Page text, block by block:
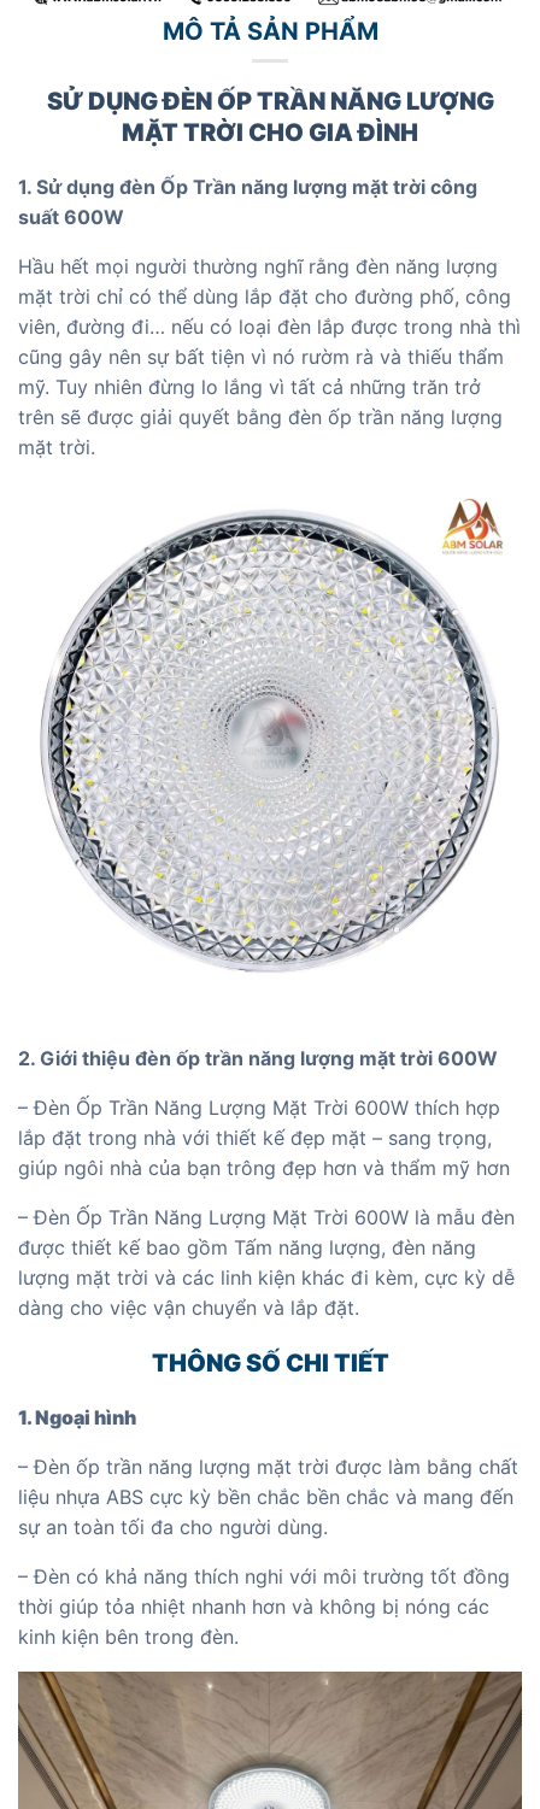
MÔ TẢ SẢN PHẨM
SỬ DỤNG ĐÈN ỐP TRẦN NĂNG LƯỢNG
MẶT TRỜI CHO GIA ĐÌNH
1. Sử dụng đèn Ốp Trần năng lượng mặt trời công
suất 600W
Hầu hết mọi người thường nghĩ rằng đèn năng lượng
mặt trời chỉ có thể dùng lắp đặt cho đường phố, công
viên, đường đi… nếu có loại đèn lắp được trong nhà thì
cũng gây nên sự bất tiện vì nó rườm rà và thiếu thẩm
mỹ. Tuy nhiên đừng lo lắng vì tất cả những trăn trở
trên sẽ được giải quyết bằng đèn ốp trần năng lượng
mặt trời.
2. Giới thiệu đèn ốp trần năng lượng mặt trời 600W
– Đèn Ốp Trần Năng Lượng Mặt Trời 600W thích hợp
lắp đặt trong nhà với thiết kế đẹp mặt – sang trọng,
giúp ngôi nhà của bạn trông đẹp hơn và thẩm mỹ hơn
– Đèn Ốp Trần Năng Lượng Mặt Trời 600W là mẫu đèn
được thiết kế bao gồm Tấm năng lượng, đèn năng
lượng mặt trời và các linh kiện khác đi kèm, cực kỳ dễ
dàng cho việc vận chuyển và lắp đặt.
THÔNG SỐ CHI TIẾT
1. Ngoại hình
– Đèn ốp trần năng lượng mặt trời được làm bằng chất
liệu nhựa ABS cực kỳ bền chắc bền chắc và mang đến
sự an toàn tối đa cho người dùng.
– Đèn có khả năng thích nghi với môi trường tốt đồng
thời giúp tỏa nhiệt nhanh hơn và không bị nóng các
kinh kiện bên trong đèn.